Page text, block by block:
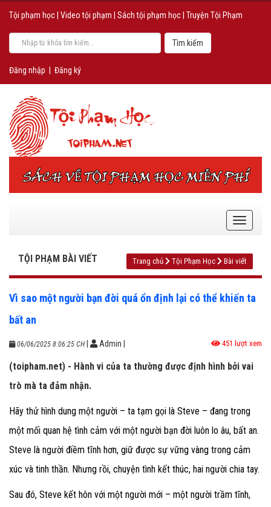
Tội phạm học Video tội phạm Sách tội phạm học Truyện Tội Phạm
Đăng nhập Đăng ký
TỘI PHẠM BÀI VIẾT Trang chủ Tội Phạm Học Bài viết
Vì sao một người bạn đời quá ổn định lại có thể khiến ta
bất an
06/06/2025 8:06:25 CH Admin 451 lượt xem
(toipham.net) - Hành vi của ta thường được định hình bởi vai
trò mà ta đảm nhận.
Hãy thử hình dung một người – ta tạm gọi là Steve – đang trong
một mối quan hệ tình cảm với một người bạn đời luôn lo âu, bất an.
Steve là người điềm tĩnh hơn, giữ được sự vững vàng trong cảm
xúc và tinh thần. Nhưng rồi, chuyện tình kết thúc, hai người chia tay.
Sau đó, Steve kết hôn với một người mới – một người trầm tĩnh,